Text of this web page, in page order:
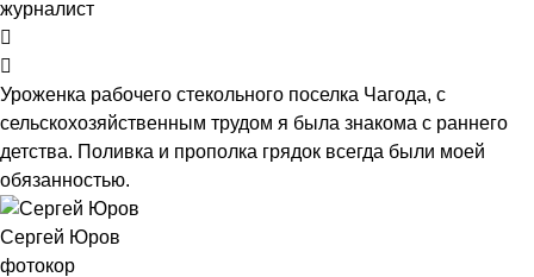
журналист
Уроженка рабочего стекольного поселка Чагода, с
сельскохозяйственным трудом я была знакома с раннего
детства. Поливка и прополка грядок всегда были моей
обязанностью.
Сергей Юров
фотокор